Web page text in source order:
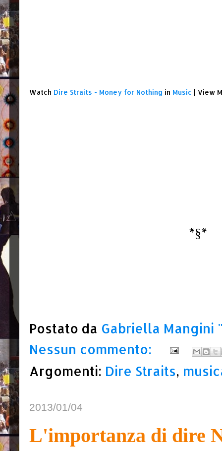
Watch Dire Straits - Money for Nothing in Music | View
*§*
Postato da Gabriella Mangini
Nessun commento:
Argomenti: Dire Straits,
2013/01/04
L'importanza di dire